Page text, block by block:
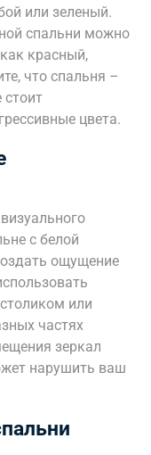
или зеленый.
спальни можно
красный,
что спальня –
стоит
цвета.
с белой
ощущение
или
частях
зеркал
нарушить ваш